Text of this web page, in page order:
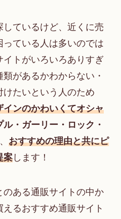
ているけど、近くに売
ている人は多いのでは
トがいろいろありすぎ
があるかわからない・
たいという人のため
インのかわいくてオシャ
ル・ガーリー・ロック・
おすすめの理由と共にピ
案します！
ある通販サイトの中か
るおすすめ通販サイト